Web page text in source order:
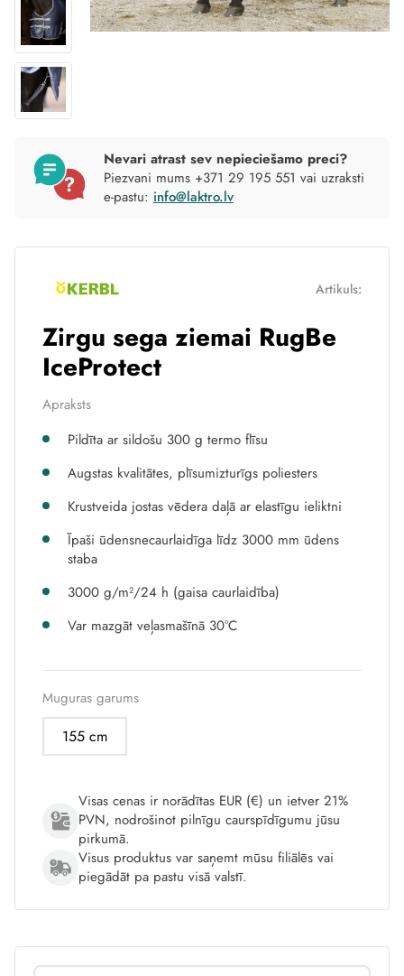
Nevari atrast sev nepieciešamo preci?
Piezvani mums +371 29 195 551 vai uzraksti
e-pastu: info@laktro.lv
Artikuls:
Zirgu sega ziemai RugBe
IceProtect
Apraksts
Pildīta ar sildošu 300 g termo flīsu
Augstas kvalitātes, plīsumizturīgs poliesters
Krustveida jostas vēdera daļā ar elastīgu ieliktni
Īpaši ūdensnecaurlaidīga līdz 3000 mm ūdens
staba
3000 g/m²/24 h (gaisa caurlaidība)
Var mazgāt veļasmašīnā 30°C
Muguras garums
155 cm
Visas cenas ir norādītas EUR (€) un ietver 21%
PVN, nodrošinot pilnīgu caurspīdīgumu jūsu
pirkumā.
Visus produktus var saņemt mūsu filiālēs vai
piegādāt pa pastu visā valstī.